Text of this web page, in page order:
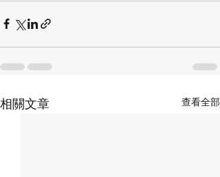
相關文章 查看全部